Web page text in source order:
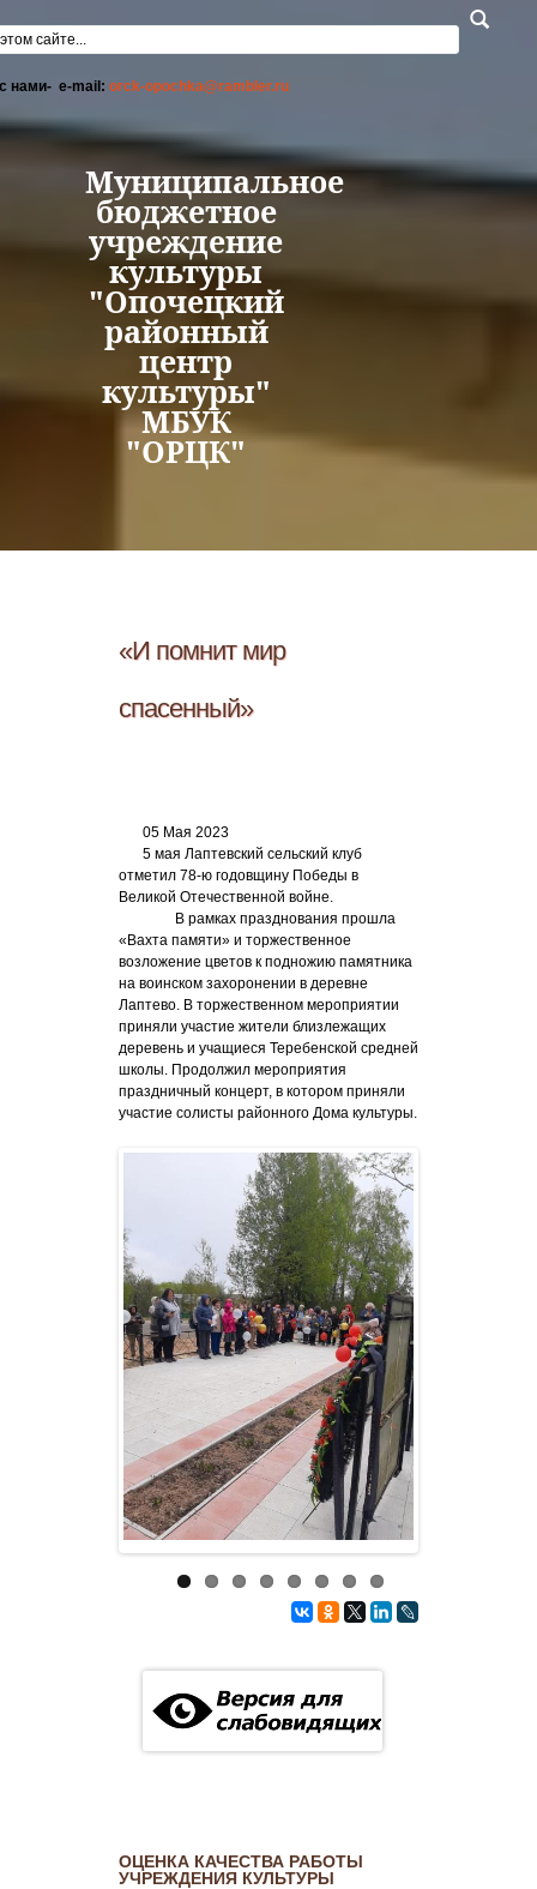
поиска
нами- e-mail: orck-opochka@rambler.ru
Муниципальное
бюджетное
учреждение
культуры
"Опочецкий
районный
центр
культуры"
МБУК
"ОРЦК"
«И помнит мир
спасенный»
05 Мая 2023
5 мая Лаптевский сельский клуб
отметил 78-ю годовщину Победы в
Великой Отечественной войне.
В рамках празднования прошла
«Вахта памяти» и торжественное
возложение цветов к подножию памятника
на воинском захоронении в деревне
Лаптево. В торжественном мероприятии
приняли участие жители близлежащих
деревень и учащиеся Теребенской средней
школы. Продолжил мероприятия
праздничный концерт, в котором приняли
участие солисты районного Дома культуры.
ОЦЕНКА КАЧЕСТВА РАБОТЫ
УЧРЕЖДЕНИЯ КУЛЬТУРЫ